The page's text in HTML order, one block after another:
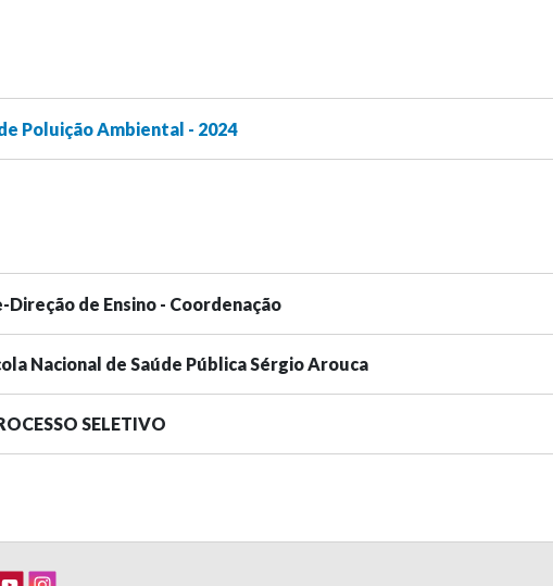
Poluição Ambiental - 2024
Direção de Ensino - Coordenação
Nacional de Saúde Pública Sérgio Arouca
SELETIVO